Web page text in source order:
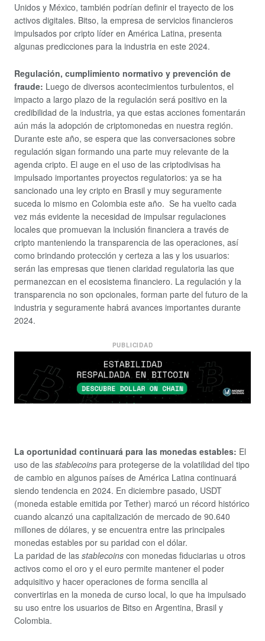
Unidos y México, también podrían definir el trayecto de los
activos digitales. Bitso, la empresa de servicios financieros
impulsados por cripto líder en América Latina, presenta
algunas predicciones para la industria en este 2024.
Regulación, cumplimiento normativo y prevención de
fraude: Luego de diversos acontecimientos turbulentos, el
impacto a largo plazo de la regulación será positivo en la
credibilidad de la industria, ya que estas acciones fomentarán
aún más la adopción de criptomonedas en nuestra región.
Durante este año, se espera que las conversaciones sobre
regulación sigan formando una parte muy relevante de la
agenda cripto. El auge en el uso de las criptodivisas ha
impulsado importantes proyectos regulatorios: ya se ha
sancionado una ley cripto en Brasil y muy seguramente
suceda lo mismo en Colombia este año. Se ha vuelto cada
vez más evidente la necesidad de impulsar regulaciones
locales que promuevan la inclusión financiera a través de
cripto manteniendo la transparencia de las operaciones, así
como brindando protección y certeza a las y los usuarios:
serán las empresas que tienen claridad regulatoria las que
permanezcan en el ecosistema financiero. La regulación y la
transparencia no son opcionales, forman parte del futuro de la
industria y seguramente habrá avances importantes durante
2024.
PUBLICIDAD
La oportunidad continuará para las monedas estables: El
uso de las stablecoins para protegerse de la volatilidad del tipo
de cambio en algunos países de América Latina continuará
siendo tendencia en 2024. En diciembre pasado, USDT
(moneda estable emitida por Tether) marcó un récord histórico
cuando alcanzó una capitalización de mercado de 90.640
millones de dólares, y se encuentra entre las principales
monedas estables por su paridad con el dólar.
La paridad de las stablecoins con monedas fiduciarias u otros
activos como el oro y el euro permite mantener el poder
adquisitivo y hacer operaciones de forma sencilla al
convertirlas en la moneda de curso local, lo que ha impulsado
su uso entre los usuarios de Bitso en Argentina, Brasil y
Colombia.